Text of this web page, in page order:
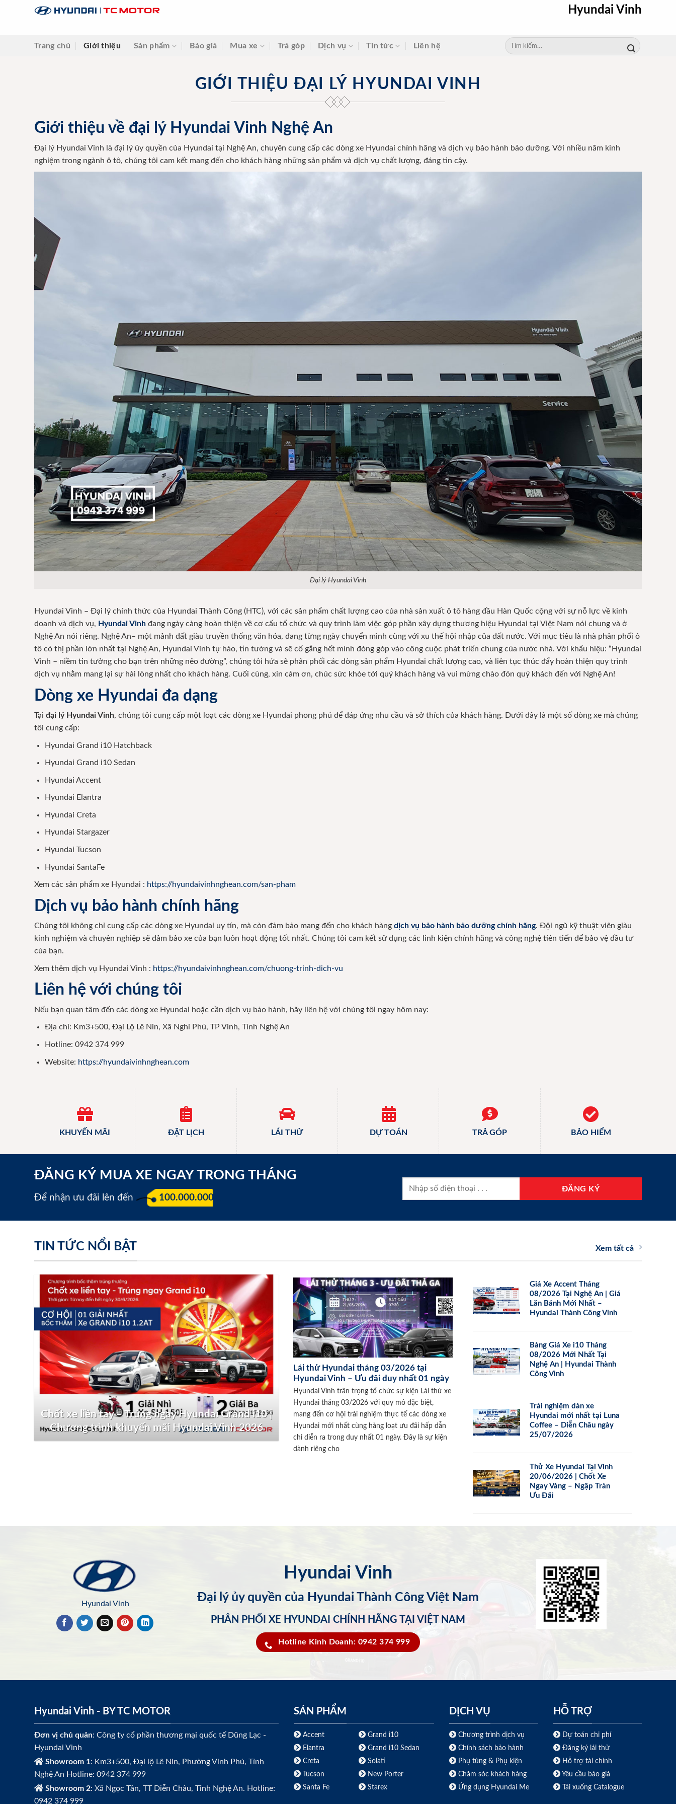
Hyundai Vinh
Trang chủ Giới thiệu Sản phẩm Báo giá Mua xe Trả góp Dịch vụ Tin tức Liên hệ
Tìm
kiếm:
GIỚI THIỆU ĐẠI LÝ HYUNDAI VINH
Giới thiệu về đại lý Hyundai Vinh Nghệ An
Đại lý Hyundai Vinh là đại lý ủy quyền của Hyundai tại Nghệ An, chuyên cung cấp các dòng xe Hyundai chính hãng và dịch vụ bảo hành bảo dưỡng. Với nhiều năm kinh
nghiệm trong ngành ô tô, chúng tôi cam kết mang đến cho khách hàng những sản phẩm và dịch vụ chất lượng, đáng tin cậy.
Đại lý Hyundai Vinh
Hyundai Vinh – Đại lý chính thức của Hyundai Thành Công (HTC), với các sản phẩm chất lượng cao của nhà sản xuất ô tô hàng đầu Hàn Quốc cộng với sự nỗ lực về kinh
doanh và dịch vụ, Hyundai Vinh đang ngày càng hoàn thiện về cơ cấu tổ chức và quy trình làm việc góp phần xây dựng thương hiệu Hyundai tại Việt Nam nói chung và ở
Nghệ An nói riêng. Nghệ An– một mảnh đất giàu truyền thống văn hóa, đang từng ngày chuyển mình cùng với xu thế hội nhập của đất nước. Với mục tiêu là nhà phân phối ô
tô có thị phần lớn nhất tại Nghệ An, Hyundai Vinh tự hào, tin tưởng và sẽ cố gắng hết mình đóng góp vào công cuộc phát triển chung của nước nhà. Với khẩu hiệu: “Hyundai
Vinh – niềm tin tưởng cho bạn trên những nẻo đường”, chúng tôi hứa sẽ phân phối các dòng sản phẩm Hyundai chất lượng cao, và liên tục thúc đẩy hoàn thiện quy trình
dịch vụ nhằm mang lại sự hài lòng nhất cho khách hàng. Cuối cùng, xin cảm ơn, chúc sức khỏe tới quý khách hàng và vui mừng chào đón quý khách đến với Nghệ An!
Dòng xe Hyundai đa dạng
Tại đại lý Hyundai Vinh, chúng tôi cung cấp một loạt các dòng xe Hyundai phong phú để đáp ứng nhu cầu và sở thích của khách hàng. Dưới đây là một số dòng xe mà chúng
tôi cung cấp:
Hyundai Grand i10 Hatchback
Hyundai Grand i10 Sedan
Hyundai Accent
Hyundai Elantra
Hyundai Creta
Hyundai Stargazer
Hyundai Tucson
Hyundai SantaFe
Xem các sản phẩm xe Hyundai : https://hyundaivinhnghean.com/san-pham
Dịch vụ bảo hành chính hãng
Chúng tôi không chỉ cung cấp các dòng xe Hyundai uy tín, mà còn đảm bảo mang đến cho khách hàng dịch vụ bảo hành bảo dưỡng chính hãng. Đội ngũ kỹ thuật viên giàu
kinh nghiệm và chuyên nghiệp sẽ đảm bảo xe của bạn luôn hoạt động tốt nhất. Chúng tôi cam kết sử dụng các linh kiện chính hãng và công nghệ tiên tiến để bảo vệ đầu tư
của bạn.
Xem thêm dịch vụ Hyundai Vinh : https://hyundaivinhnghean.com/chuong-trinh-dich-vu
Liên hệ với chúng tôi
Nếu bạn quan tâm đến các dòng xe Hyundai hoặc cần dịch vụ bảo hành, hãy liên hệ với chúng tôi ngay hôm nay:
Địa chỉ: Km3+500, Đại Lộ Lê Nin, Xã Nghi Phú, TP Vinh, Tỉnh Nghệ An
Hotline: 0942 374 999
Website: https://hyundaivinhnghean.com
KHUYẾN MÃI ĐẶT LỊCH LÁI THỬ DỰ TOÁN TRẢ GÓP BẢO HIỂM
ĐĂNG KÝ MUA XE NGAY TRONG THÁNG
Để nhận ưu đãi lên đến 100.000.000 đ
TIN TỨC NỔI BẬT Xem tất cả
Chốt xe liền tay – Trúng ngay Hyundai Grand i10 |
Chương trình khuyến mãi Hyundai Vinh 2026
Lái thử Hyundai tháng 03/2026 tại
Hyundai Vinh – Ưu đãi duy nhất 01 ngày
Hyundai Vinh trân trọng tổ chức sự kiện Lái thử xe
Hyundai tháng 03/2026 với quy mô đặc biệt,
mang đến cơ hội trải nghiệm thực tế các dòng xe
Hyundai mới nhất cùng hàng loạt ưu đãi hấp dẫn
chỉ diễn ra trong duy nhất 01 ngày. Đây là sự kiện
dành riêng cho
Giá Xe Accent Tháng
08/2026 Tại Nghệ An | Giá
Lăn Bánh Mới Nhất –
Hyundai Thành Công Vinh
Bảng Giá Xe i10 Tháng
08/2026 Mới Nhất Tại
Nghệ An | Hyundai Thành
Công Vinh
Trải nghiệm dàn xe
Hyundai mới nhất tại Luna
Coffee – Diễn Châu ngày
25/07/2026
Thử Xe Hyundai Tại Vinh
20/06/2026 | Chốt Xe
Ngay Vàng – Ngập Tràn
Ưu Đãi
Hyundai Vinh
Hyundai Vinh
Đại lý ủy quyền của Hyundai Thành Công Việt Nam
PHÂN PHỐI XE HYUNDAI CHÍNH HÃNG TẠI VIỆT NAM
Hotline Kinh Doanh: 0942 374 999
Hyundai Vinh - BY TC MOTOR
Đơn vị chủ quản: Công ty cổ phần thương mại quốc tế Dũng Lạc -
Hyundai Vinh
Showroom 1: Km3+500, Đại lộ Lê Nin, Phường Vinh Phú, Tỉnh
Nghệ An Hotline: 0942 374 999
Showroom 2: Xã Ngọc Tân, TT Diễn Châu, Tỉnh Nghệ An. Hotline:
0942 374 999
SẢN PHẨM
Accent
Elantra
Creta
Tucson
Santa Fe
Grand i10
Grand i10 Sedan
Solati
New Porter
Starex
DỊCH VỤ
Chương trình dịch vụ
Chính sách bảo hành
Phụ tùng & Phụ kiện
Chăm sóc khách hàng
Ứng dụng Hyundai Me
HỖ TRỢ
Dự toán chi phí
Đăng ký lái thử
Hỗ trợ tài chính
Yêu cầu báo giá
Tải xuống Catalogue